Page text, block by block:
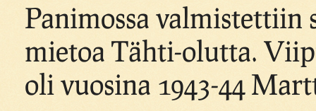
Panimossa
mietoa Tähti-olutta.
oli vuosina 1943-44